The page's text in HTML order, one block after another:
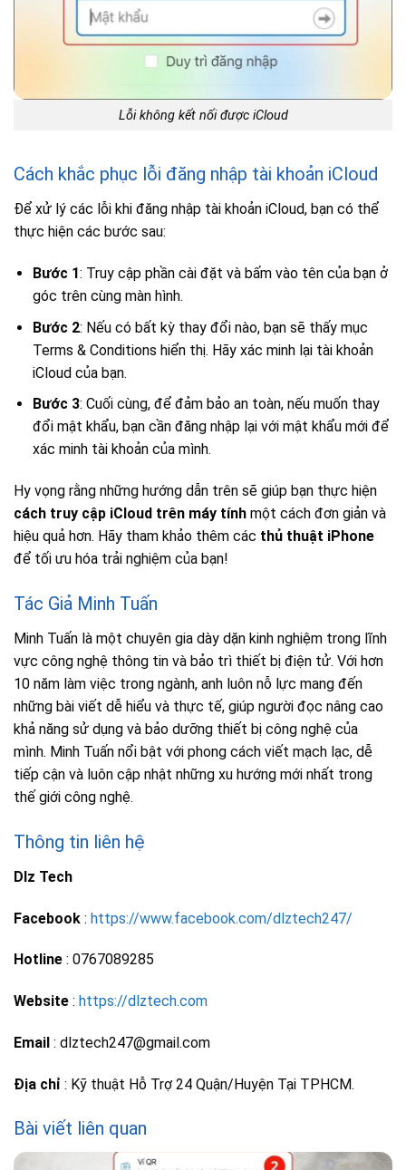
Lỗi không kết nối được iCloud
Cách khắc phục lỗi đăng nhập tài khoản iCloud
Để xử lý các lỗi khi đăng nhập tài khoản iCloud, bạn có thể
thực hiện các bước sau:
Bước 1: Truy cập phần cài đặt và bấm vào tên của bạn ở
góc trên cùng màn hình.
Bước 2: Nếu có bất kỳ thay đổi nào, bạn sẽ thấy mục
Terms & Conditions hiển thị. Hãy xác minh lại tài khoản
iCloud của bạn.
Bước 3: Cuối cùng, để đảm bảo an toàn, nếu muốn thay
đổi mật khẩu, bạn cần đăng nhập lại với mật khẩu mới để
xác minh tài khoản của mình.
Hy vọng rằng những hướng dẫn trên sẽ giúp bạn thực hiện
cách truy cập iCloud trên máy tính một cách đơn giản và
hiệu quả hơn. Hãy tham khảo thêm các thủ thuật iPhone
để tối ưu hóa trải nghiệm của bạn!
Tác Giả Minh Tuấn
Minh Tuấn là một chuyên gia dày dặn kinh nghiệm trong lĩnh
vực công nghệ thông tin và bảo trì thiết bị điện tử. Với hơn
10 năm làm việc trong ngành, anh luôn nỗ lực mang đến
những bài viết dễ hiểu và thực tế, giúp người đọc nâng cao
khả năng sử dụng và bảo dưỡng thiết bị công nghệ của
mình. Minh Tuấn nổi bật với phong cách viết mạch lạc, dễ
tiếp cận và luôn cập nhật những xu hướng mới nhất trong
thế giới công nghệ.
Thông tin liên hệ
Dlz Tech
Facebook : https://www.facebook.com/dlztech247/
Hotline : 0767089285
Website : https://dlztech.com
Email : dlztech247@gmail.com
Địa chỉ : Kỹ thuật Hỗ Trợ 24 Quận/Huyện Tại TPHCM.
Bài viết liên quan